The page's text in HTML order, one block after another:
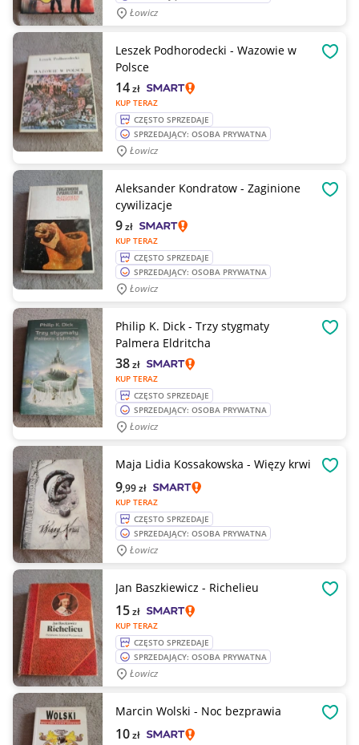
Łowicz
Leszek Podhorodecki - Wazowie w
Polsce
KUP TERAZ
14zł
CZĘSTO SPRZEDAJE
SPRZEDAJĄCY: OSOBA PRYWATNA
Łowicz
Aleksander Kondratow - Zaginione
cywilizacje
KUP TERAZ
9zł
CZĘSTO SPRZEDAJE
SPRZEDAJĄCY: OSOBA PRYWATNA
Łowicz
Philip K. Dick - Trzy stygmaty
Palmera Eldritcha
KUP TERAZ
38zł
CZĘSTO SPRZEDAJE
SPRZEDAJĄCY: OSOBA PRYWATNA
Łowicz
Maja Lidia Kossakowska - Więzy krwi
KUP TERAZ
9,99zł
CZĘSTO SPRZEDAJE
SPRZEDAJĄCY: OSOBA PRYWATNA
Łowicz
Jan Baszkiewicz - Richelieu
KUP TERAZ
15zł
CZĘSTO SPRZEDAJE
SPRZEDAJĄCY: OSOBA PRYWATNA
Łowicz
Marcin Wolski - Noc bezprawia
10zł